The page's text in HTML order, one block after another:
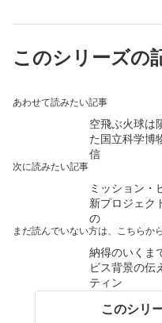
このシリーズの
あわせて読みたい記事
空飛ぶ火球は
た国立科学博
信
次に読みたい記事
ミッション・
新プロジェク
の
まだ読んでいない方は、こちらから
納得のいくま
ビス背景の伝
ティン
このシリ